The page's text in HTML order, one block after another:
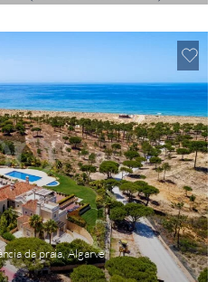
da praia, Algarve